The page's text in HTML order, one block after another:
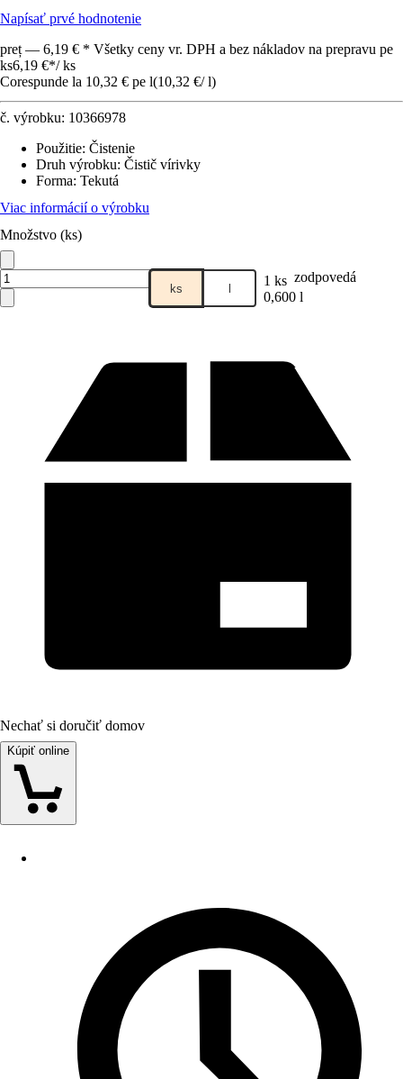
Napísať prvé hodnotenie
preț — 6,19 € * Všetky ceny vr. DPH a bez nákladov na prepravu pe
ks6,19 €*/ ks
Corespunde la 10,32 € pe l(10,32 €/ l)
č. výrobku: 10366978
Použitie: Čistenie
Druh výrobku: Čistič vírivky
Forma: Tekutá
Viac informácií o výrobku
Množstvo (ks)
ks l 1 ks zodpovedá
0,600 l
Nechať si doručiť domov
Kúpiť online